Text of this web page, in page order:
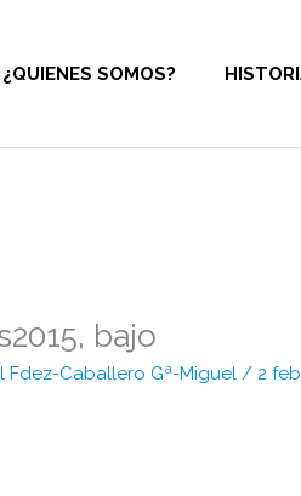
¿QUIENES SOMOS?
bajo
Fdez-Caballero Gª-Miguel/ 2